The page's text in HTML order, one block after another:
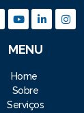
MENU
Home
Sobre
Serviços